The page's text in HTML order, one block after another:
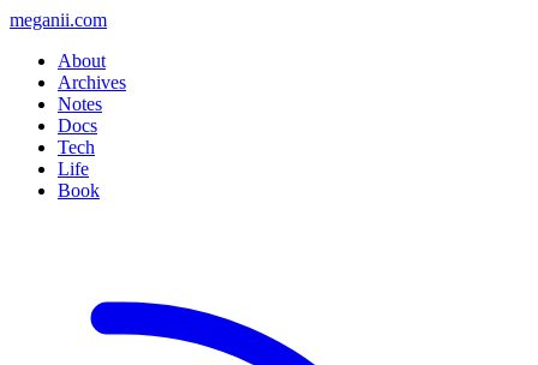
meganii.com
About
Archives
Notes
Docs
Tech
Life
Book